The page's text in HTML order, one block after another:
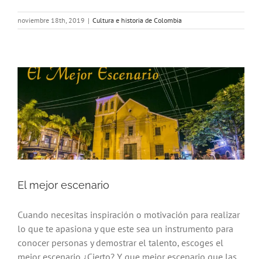
noviembre 18th, 2019 | Cultura e historia de Colombia
El mejor escenario
Cuando necesitas inspiración o motivación para realizar
lo que te apasiona y que este sea un instrumento para
conocer personas y demostrar el talento, escoges el